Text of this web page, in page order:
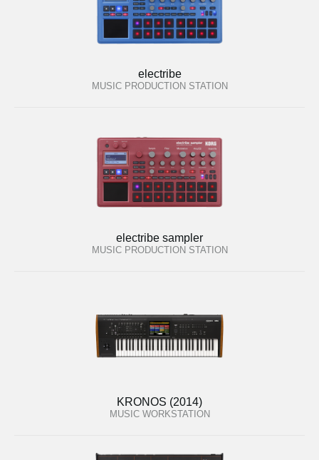
electribe
MUSIC PRODUCTION STATION
electribe sampler
MUSIC PRODUCTION STATION
KRONOS (2014)
MUSIC WORKSTATION